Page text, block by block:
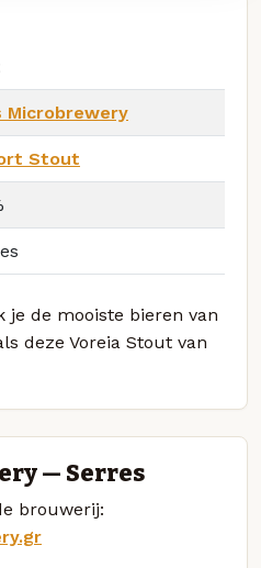
Microbrewery
Stout
je de mooiste bieren van
deze Voreia Stout van
— Serres
brouwerij: